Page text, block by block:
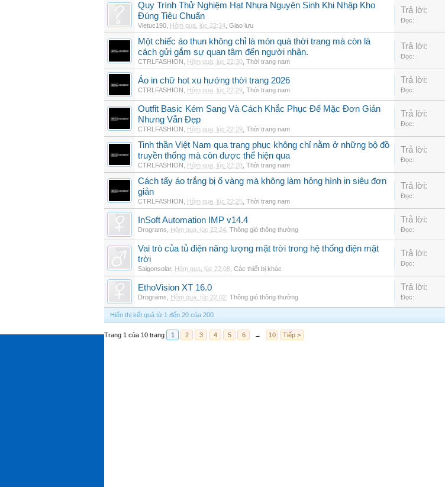
Quy Trình Thử Nghiệm Hạt Nhựa Nguyên Sinh Khi Nhập Kho
Đúng Tiêu Chuẩn
Vietuc190 Hôm qua, lúc 22:34 Giao lưu
Trả lời:
Đọc:
Một chiếc áo thun không chỉ là món quà thời trang mà còn là
cách gửi gắm sự quan tâm đến người nhận.
CTRLFASHION Hôm qua, lúc 22:30 Thời trang nam
Trả lời:
Đọc:
Áo in chữ hot xu hướng thời trang 2026
CTRLFASHION Hôm qua, lúc 22:29 Thời trang nam
Trả lời:
Đọc:
Outfit Basic Kém Sang Và Cách Khắc Phục Để Mặc Đơn Giản
Nhưng Vẫn Đẹp
CTRLFASHION Hôm qua, lúc 22:29 Thời trang nam
Trả lời:
Đọc:
Tinh thần Việt Nam qua trang phục không chỉ nằm ở những bộ đồ
truyền thống mà còn được thể hiện qua
CTRLFASHION Hôm qua, lúc 22:28 Thời trang nam
Trả lời:
Đọc:
Cách tẩy áo trắng bị ố vàng mà không làm hỏng hình in siêu đơn
giản
CTRLFASHION Hôm qua, lúc 22:25 Thời trang nam
Trả lời:
Đọc:
InSoft Automation IMP v14.4
Drograms Hôm qua, lúc 22:24 Thông gió thông thường
Trả lời:
Đọc:
Vai trò của tủ điện năng lượng mặt trời trong hệ thống điện mặt
trời
Saigonsolar, Hôm qua, lúc 22:08 Các thiết bị khác
Trả lời:
Đọc:
EthoVision XT 16.0
Drograms Hôm qua, lúc 22:02 Thông gió thông thường
Trả lời:
Đọc:
Hiển thị kết quả từ 1 đến 20 của 200
Trang 1 của 10 trang 1 2 3 4 5 6 → 10 Tiếp >